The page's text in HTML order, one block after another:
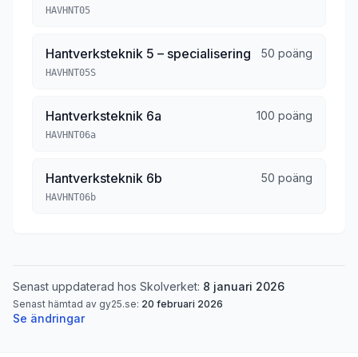
HAVHNT05
Hantverksteknik 5 – specialisering 50 poäng
HAVHNT05S
Hantverksteknik 6a 100 poäng
HAVHNT06a
Hantverksteknik 6b 50 poäng
HAVHNT06b
Senast uppdaterad hos Skolverket: 8 januari 2026
Senast hämtad av gy25.se: 20 februari 2026
Se ändringar